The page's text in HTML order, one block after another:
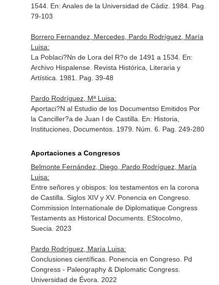
1544. En: Anales de la Universidad de Cádiz. 1984. Pag.
79-103
Borrero Fernandez, Mercedes, Pardo Rodríguez, María
Luisa:
La Poblaci?Nn de Lora del R?o de 1491 a 1534. En:
Archivo Hispalense. Revista Histórica, Literaria y
Artística . 1981. Pag. 39-48
Pardo Rodríguez, Mª Luisa:
Aportaci?N al Estudio de los Documentso Emitidos Por
la Canciller?a de Juan I de Castilla. En: Historia,
Instituciones, Documentos. 1979. Núm. 6. Pag. 249-280
Aportaciones a Congresos
Belmonte Fernández, Diego, Pardo Rodríguez, María
Luisa:
Entre señores y obispos: los testamentos en la corona
de Castilla. Siglos XIV y XV. Ponencia en Congreso.
Commission Internationale de Diplomatique Congress
Testaments as Historical Documents. EStocolmo,
Suecia. 2023
Pardo Rodríguez, María Luisa:
Conclusiones científicas. Ponencia en Congreso. Pd
Congress - Paleography & Diplomatic Congress.
Universidad de Évora. 2022